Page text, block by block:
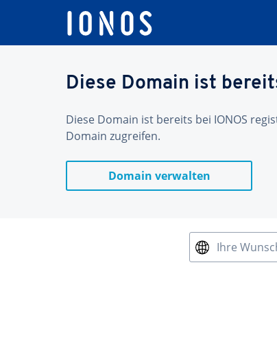
Diese Domain ist
Diese Domain ist bereits bei IONOS
Domain zugreifen.
Domain verwalten
Ihre